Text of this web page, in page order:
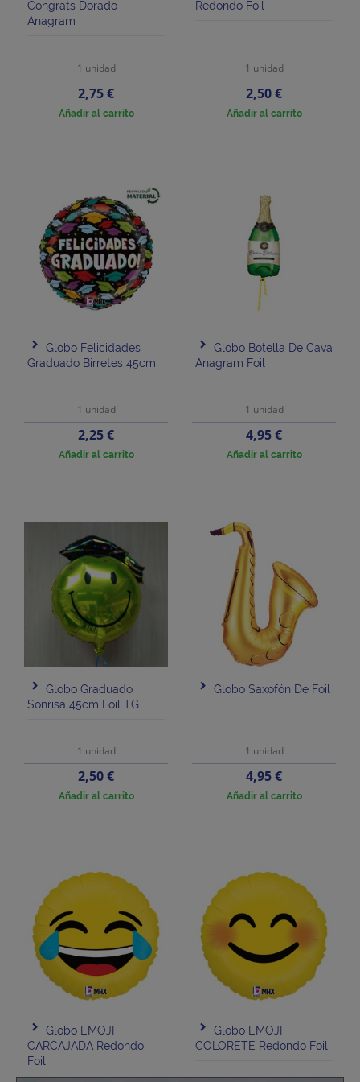
Congrats Dorado
Anagram
1 unidad
Precio
2,75 €
Añadir al carrito
Redondo Foil
1 unidad
Precio
2,50 €
Añadir al carrito
Globo Felicidades
Graduado Birretes 45cm
1 unidad
Precio
2,25 €
Añadir al carrito
Globo Botella De Cava
Anagram Foil
1 unidad
Precio
4,95 €
Añadir al carrito
Globo Graduado
Sonrisa 45cm Foil TG
1 unidad
Precio
2,50 €
Añadir al carrito
Globo Saxofón De Foil
1 unidad
Precio
4,95 €
Añadir al carrito
Globo EMOJI
CARCAJADA Redondo
Foil
Globo EMOJI
COLORETE Redondo Foil